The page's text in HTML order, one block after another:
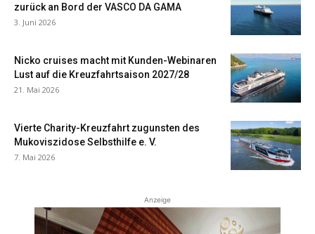
zurück an Bord der VASCO DA GAMA
3. Juni 2026
Nicko cruises macht mit Kunden-Webinaren
Lust auf die Kreuzfahrtsaison 2027/28
21. Mai 2026
Vierte Charity-Kreuzfahrt zugunsten des
Mukoviszidose Selbsthilfe e. V.
7. Mai 2026
Anzeige